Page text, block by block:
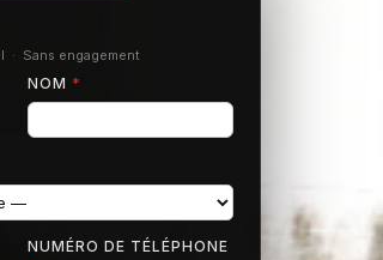
· Sans engagement
NOM *
NUMÉRO DE TÉLÉPHONE